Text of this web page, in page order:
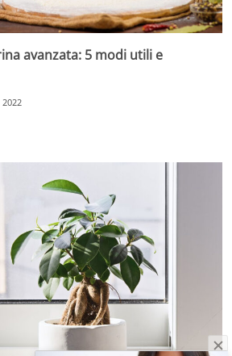
avanzata: 5 modi utili e